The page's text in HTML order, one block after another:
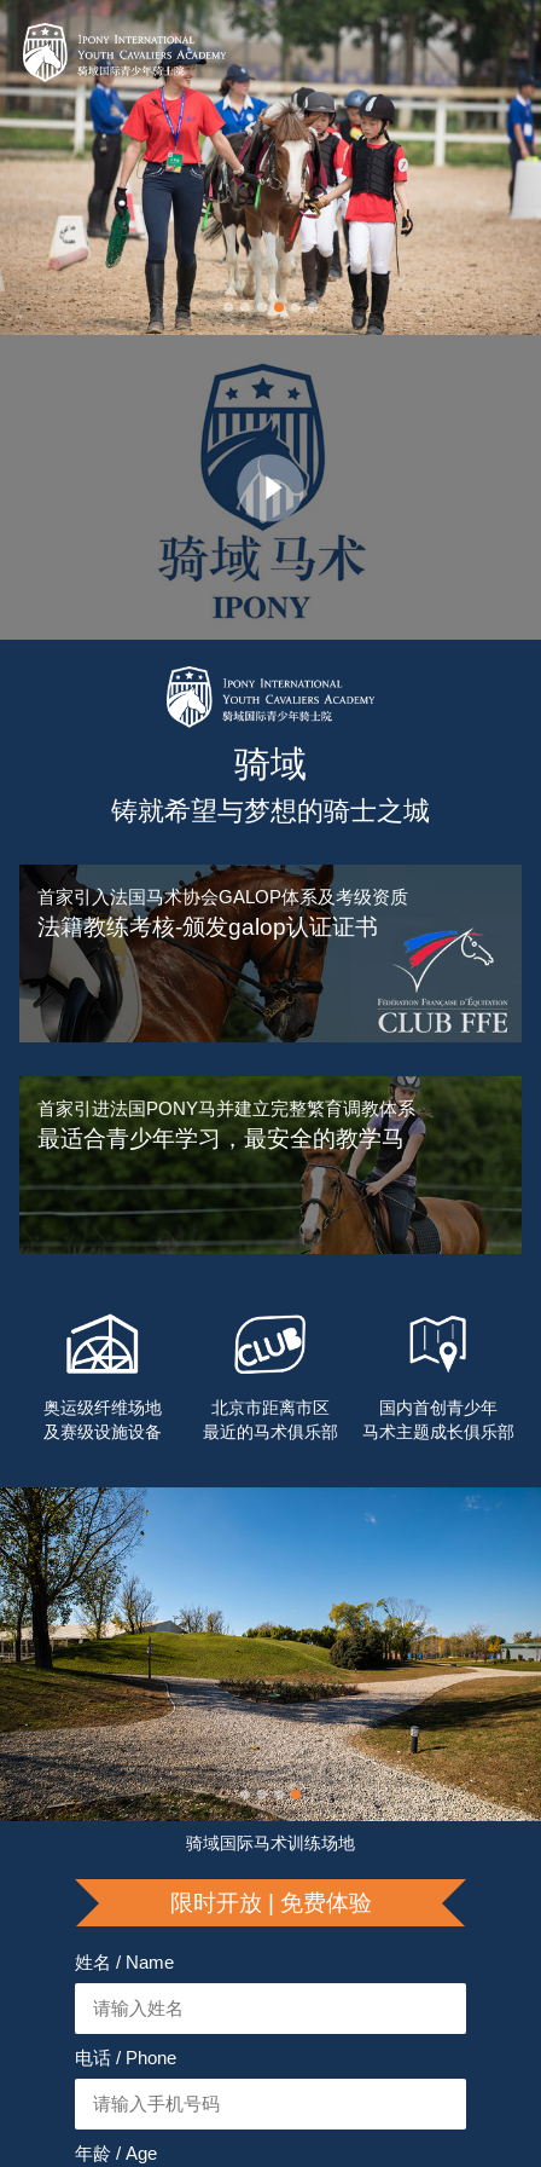
骑域
铸就希望与梦想的骑士之城
首家引入法国马术协会GALOP体系及考级资质
法籍教练考核-颁发galop认证证书
首家引进法国PONY马并建立完整繁育调教体系
最适合青少年学习，最安全的教学马
奥运级纤维场地
及赛级设施设备
北京市距离市区
最近的马术俱乐部
国内首创青少年
马术主题成长俱乐部
骑域国际马术训练场地
限时开放 | 免费体验
姓名 / Name
电话 / Phone
年龄 / Age